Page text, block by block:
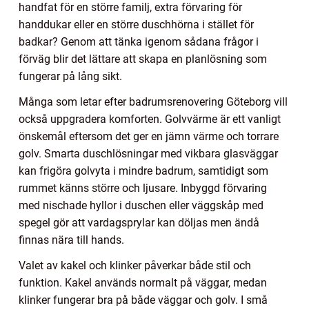
handfat för en större familj, extra förvaring för
handdukar eller en större duschhörna i stället för
badkar? Genom att tänka igenom sådana frågor i
förväg blir det lättare att skapa en planlösning som
fungerar på lång sikt.
Många som letar efter badrumsrenovering Göteborg vill
också uppgradera komforten. Golvvärme är ett vanligt
önskemål eftersom det ger en jämn värme och torrare
golv. Smarta duschlösningar med vikbara glasväggar
kan frigöra golvyta i mindre badrum, samtidigt som
rummet känns större och ljusare. Inbyggd förvaring
med nischade hyllor i duschen eller väggskåp med
spegel gör att vardagsprylar kan döljas men ändå
finnas nära till hands.
Valet av kakel och klinker påverkar både stil och
funktion. Kakel används normalt på väggar, medan
klinker fungerar bra på både väggar och golv. I små